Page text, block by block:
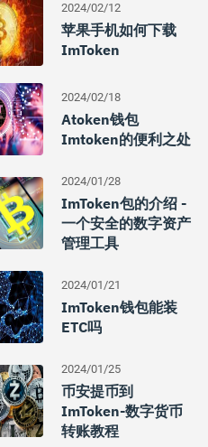
2024/02/12
苹果手机如何下载
ImToken
2024/02/18
Atoken钱包
Imtoken的便利之处
2024/01/28
ImToken包的介绍 -
一个安全的数字资产
管理工具
2024/01/21
ImToken钱包能装
ETC吗
2024/01/25
币安提币到
ImToken-数字货币
转账教程